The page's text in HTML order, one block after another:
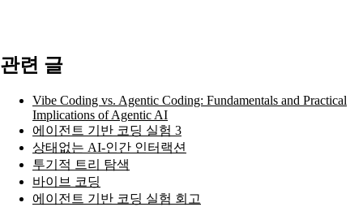
관련 글
Vibe Coding vs. Agentic Coding: Fundamentals and Practical
Implications of Agentic AI
에이전트 기반 코딩 실험 3
상태없는 AI-인간 인터랙션
투기적 트리 탐색
바이브 코딩
에이전트 기반 코딩 실험 회고